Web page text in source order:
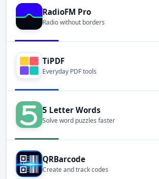
RadioFM Pro
Radio without borders
TiPDF
Everyday PDF tools
5 Letter Words
Solve word puzzles faster
QRBarcode
Create and track codes